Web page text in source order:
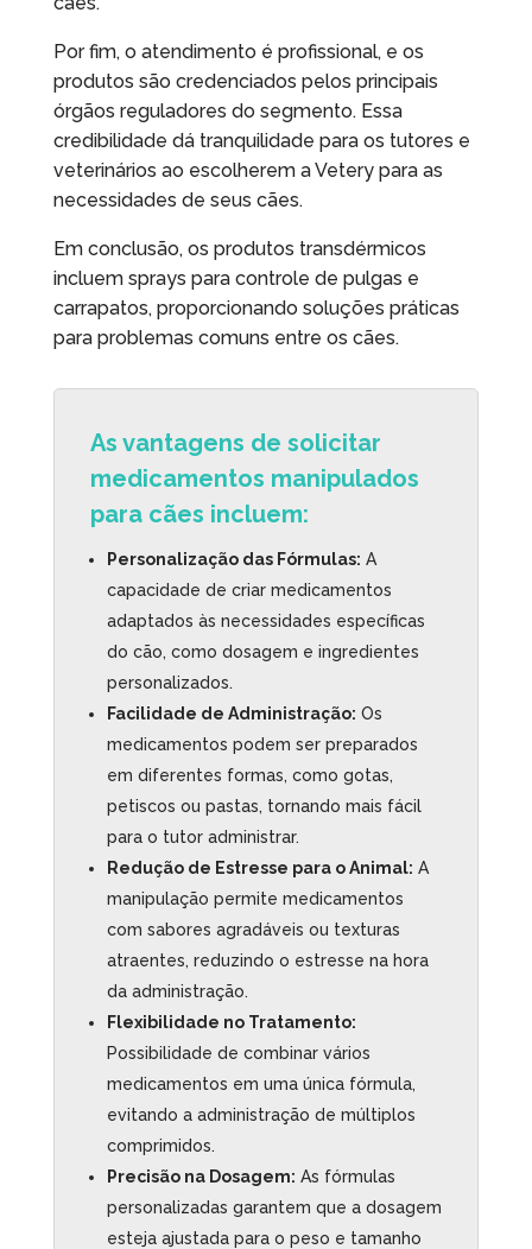
Por fim, o atendimento é profissional, e os
produtos são credenciados pelos principais
órgãos reguladores do segmento. Essa
credibilidade dá tranquilidade para os tutores e
veterinários ao escolherem a Vetery para as
necessidades de seus cães.
Em conclusão, os produtos transdérmicos
incluem sprays para controle de pulgas e
carrapatos, proporcionando soluções práticas
para problemas comuns entre os cães.
As vantagens de solicitar
medicamentos manipulados
para cães incluem:
Personalização das Fórmulas: A
capacidade de criar medicamentos
adaptados às necessidades específicas
do cão, como dosagem e ingredientes
personalizados.
Facilidade de Administração: Os
medicamentos podem ser preparados
em diferentes formas, como gotas,
petiscos ou pastas, tornando mais fácil
para o tutor administrar.
Redução de Estresse para o Animal: A
manipulação permite medicamentos
com sabores agradáveis ou texturas
atraentes, reduzindo o estresse na hora
da administração.
Flexibilidade no Tratamento:
Possibilidade de combinar vários
medicamentos em uma única fórmula,
evitando a administração de múltiplos
comprimidos.
Precisão na Dosagem: As fórmulas
personalizadas garantem que a dosagem
esteja ajustada para o peso e tamanho